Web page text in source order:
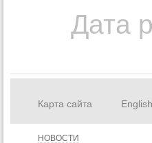
Дата
Карта сайта English
НОВОСТИ